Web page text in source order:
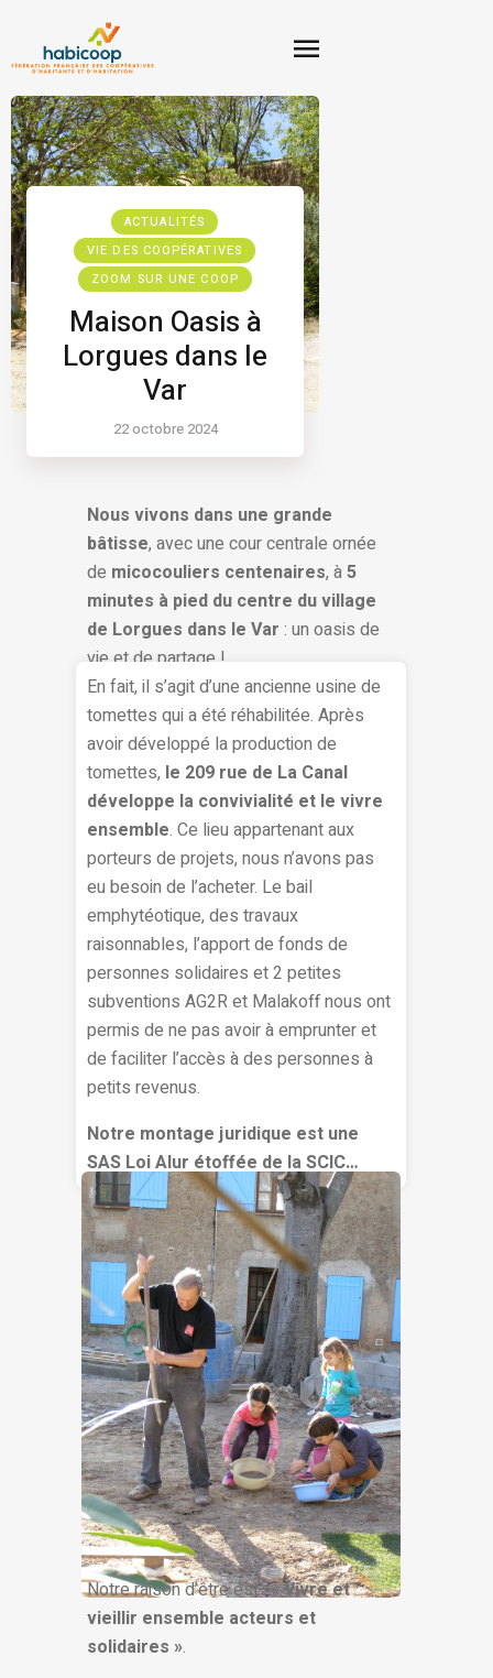
ACTUALITÉS
VIE DES COOPÉRATIVES
ZOOM SUR UNE COOP
Maison Oasis à
Lorgues dans le
Var
22 octobre 2024
Nous vivons dans une grande
bâtisse, avec une cour centrale ornée
de micocouliers centenaires, à5
minutes à pied du centre du village
de Lorgues dans le Var : un oasis de
vie et de partage !
En fait, il s’agit d’une ancienne usine de
tomettes qui a été réhabilitée. Après
avoir développé la production de
tomettes, le 209 rue de La Canal
développe la convivialité et le vivre
ensemble. Ce lieu appartenant aux
porteurs de projets, nous n’avons pas
eu besoin de l’acheter. Le bail
emphytéotique, des travaux
raisonnables, l’apport de fonds de
personnes solidaires et 2 petites
subventions AG2R et Malakoff nous ont
permis de ne pas avoir à emprunter et
de faciliter l’accès à des personnes à
petits revenus.
Notre montage juridique est une
SAS Loi Alur étoffée de la SCIC…
Notre raison d’être est :« Vivre et
vieillir ensemble acteurs et
solidaires ».